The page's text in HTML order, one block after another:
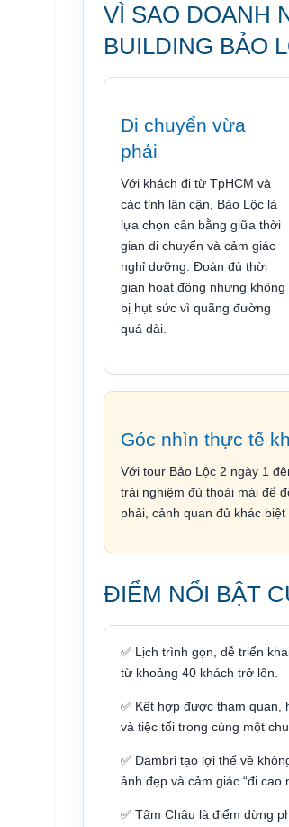
VÌ SAO DOANH
BUILDING BẢO
Di chuyển vừa
phải
Với khách đi từ TpHCM và
các tỉnh lân cận, Bảo Lộc là
lựa chọn cân bằng giữa thời
gian di chuyển và cảm giác
nghỉ dưỡng. Đoàn đủ thời
gian hoạt động nhưng không
bị hụt sức vì quãng đường
quá dài.
Góc nhìn thực tế
Với tour Bảo Lộc 2 ngày 1
trải nghiệm đủ thoải mái để
phải, cảnh quan đủ khác
ĐIỂM NỔI BẬT
✅ Lịch trình gọn, dễ triển
từ khoảng 40 khách trở lên.
✅ Kết hợp được tham quan,
và tiệc tối trong cùng một
✅ Dambri tạo lợi thế về
ảnh đẹp và cảm giác “đi cao
✅ Tâm Châu là điểm dừng